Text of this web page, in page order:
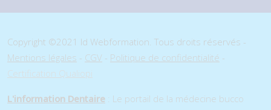
Copyright ©2021 Id Webformation. Tous droits réservés -
Mentions légales - CGV - Politique de confidentialité -
Certification Qualiopi
L'information Dentaire : Le portail de la médecine bucco